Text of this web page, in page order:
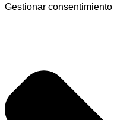
Gestionar consentimiento